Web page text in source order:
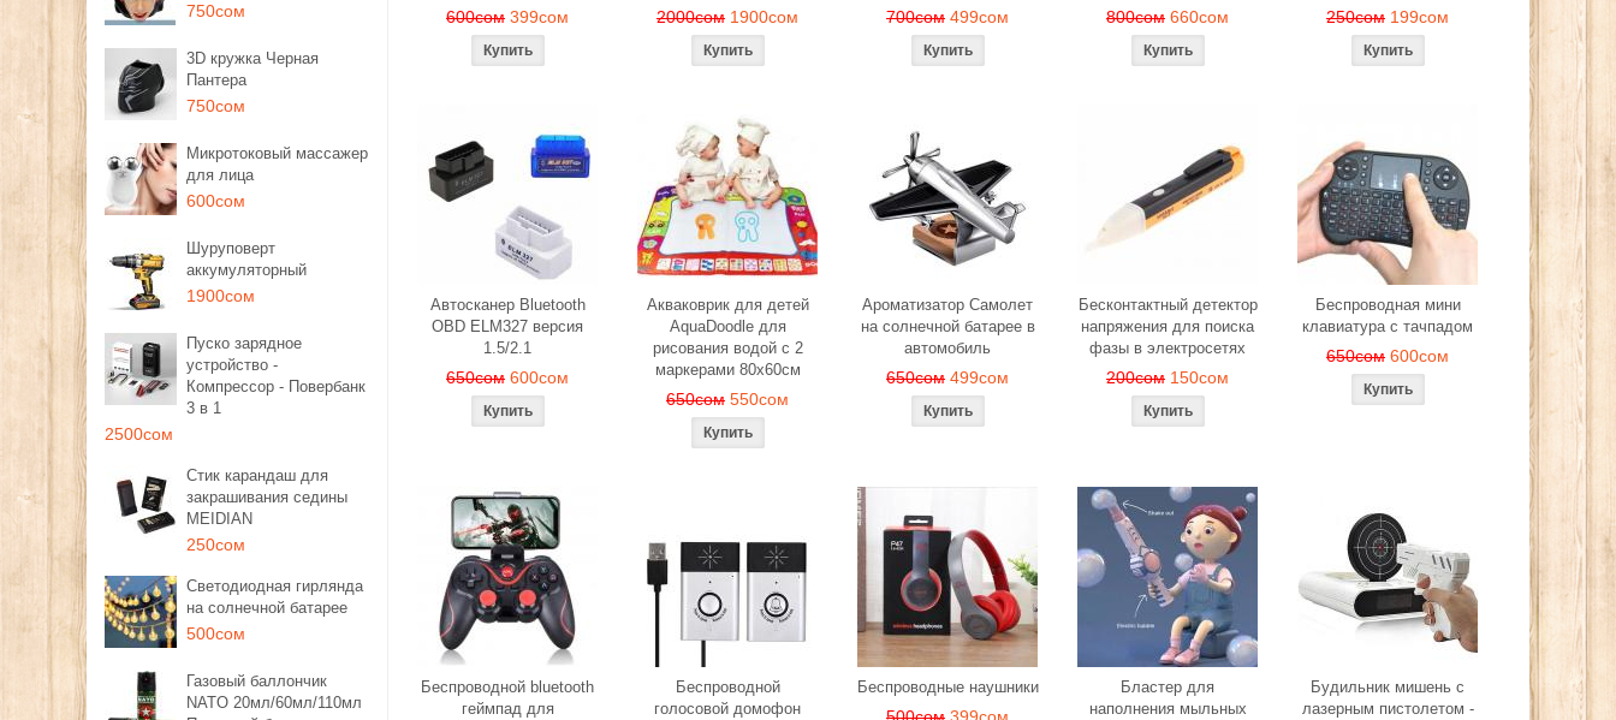
750сом
3D кружка Черная
Пантера
750сом
Микротоковый массажер
для лица
600сом
Шуруповерт
аккумуляторный
1900сом
Пуско зарядное
устройство -
Компрессор - Повербанк
3 в 1
2500сом
Стик карандаш для
закрашивания седины
MEIDIAN
250сом
Светодиодная гирлянда
на солнечной батарее
500сом
Газовый баллончик
NATO 20мл/60мл/110мл
600сом 399сом 2000сом 1900сом 700сом 499сом 800сом 660сом 250сом 199сом
Автосканер Bluetooth
OBD ELM327 версия
1.5/2.1
650сом 600сом
Акваковрик для детей
AquaDoodle для
рисования водой с 2
маркерами 80х60см
650сом 550сом
Ароматизатор Самолет
на солнечной батарее в
автомобиль
650сом 499сом
Бесконтактный детектор
напряжения для поиска
фазы в электросетях
200сом 150сом
Беспроводная мини
клавиатура с тачпадом
650сом 600сом
Беспроводной bluetooth
геймпад для
Беспроводной
голосовой домофон
Беспроводные наушники
Бластер для
наполнения мыльных
Будильник мишень с
лазерным пистолетом -